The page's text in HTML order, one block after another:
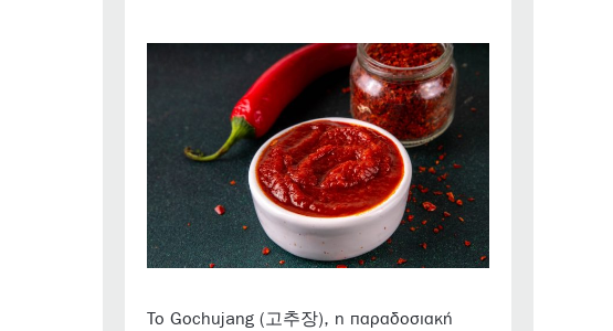
Το Gochujang (고추장), η παραδοσιακή